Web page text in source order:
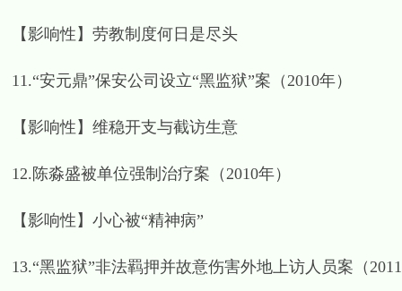
【影响性】劳教制度何日是尽头
11.“安元鼎”保安公司设立“黑监狱”案（2010年）
【影响性】维稳开支与截访生意
12.陈淼盛被单位强制治疗案（2010年）
【影响性】小心被“精神病”
13.“黑监狱”非法羁押并故意伤害外地上访人员案（